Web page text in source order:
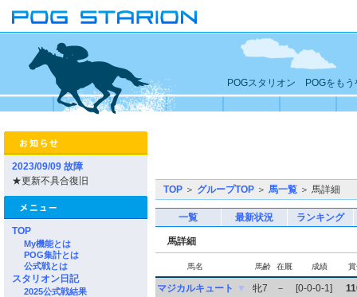
POGスタリオン POGをもう
2023/09/09 故障
★更新不具合復旧
TOP
My機能とは
POG集計とは
公式戦とは
スタリオン日記
2025公式戦結果
TOP ＞ グループTOP ＞ 馬一覧 ＞ 馬詳細
一覧 最新状況 ランキング
馬詳細
馬名 馬齢 在厩 成績
マジカルキュート ▼ 牝7 － [0-0-0-1]